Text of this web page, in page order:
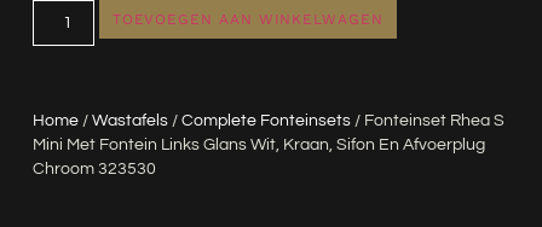
Home/ Wastafels/ Complete Fonteinsets/ Fonteinset Rhea S
Mini Met Fontein Links Glans Wit, Kraan, Sifon En Afvoerplug
Chroom 323530
TOEVOEGEN AAN WINKELWAGEN